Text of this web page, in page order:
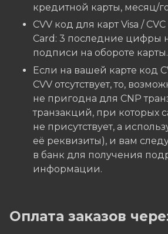
кредитной карты, месяц/
CVV код для карт Visa /
Card: 3 последние цифры
подписи на обороте карты.
Если на вашей карте код
CVV отсутствует, то,
не пригодна для CNP
транзакций, при которых
не присутствует, а
её реквизиты), и вам
в банк для получения
информации.
Оплата заказов